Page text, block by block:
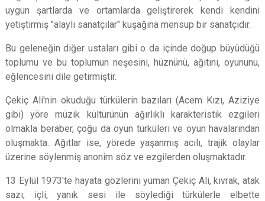
uygun şartlarda ve ortamlarda geliştirerek kendi kendini
yetiştirmiş "alaylı sanatçılar" kuşağına mensup bir sanatçıdır.
Bu geleneğin diğer ustaları gibi o da içinde doğup büyüdüğü
toplumu ve bu toplumun neşesini, hüznünü, ağıtını, oyununu,
eğlencesini dile getirmiştir.
Çekiç Ali'nin okuduğu türkülerin bazıları (Acem Kızı, Aziziye
gibi) yöre müzik kültürünün ağırlıklı karakteristik ezgileri
olmakla beraber, çoğu da oyun türküleri ve oyun havalarından
oluşmakta. Ağıtlar ise, yörede yaşanmış acılı, trajik olaylar
üzerine söylenmiş anonim söz ve ezgilerden oluşmaktadır.
13 Eylül 1973'te hayata gözlerini yuman Çekiç Ali, kıvrak, atak
sazı; içli, yanık sesi ile söylediği türkülerle elbette